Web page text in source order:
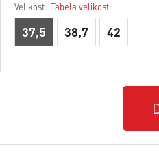
Velikost: Tabela velikosti
37,5 38,7 42